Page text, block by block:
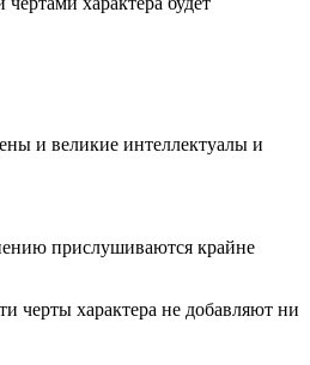
и великие интеллектуалы и
прислушиваются крайне
черты характера не добавляют ни